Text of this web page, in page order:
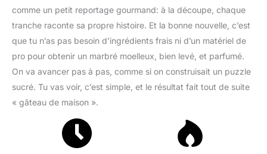
comme un petit reportage gourmand: à la découpe, chaque
tranche raconte sa propre histoire. Et la bonne nouvelle, c’est
que tu n’as pas besoin d’ingrédients frais ni d’un matériel de
pro pour obtenir un marbré moelleux, bien levé, et parfumé.
On va avancer pas à pas, comme si on construisait un puzzle
sucré. Tu vas voir, c’est simple, et le résultat fait tout de suite
« gâteau de maison ».